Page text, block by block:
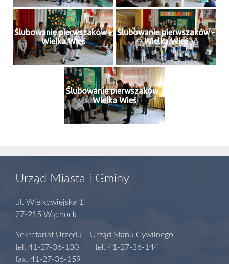
Ślubowanie pierwszaków -
Wielka Wieś
Ślubowanie pierwszaków -
Wielka Wieś
Ślubowanie pierwszaków -
Wielka Wieś
Urząd Miasta i Gminy
ul. Wielkowiejska 1
27-215 Wąchock
Sekretariat Urzędu Urząd Stanu Cywilnego
tel. 41-27-36-130 tel. 41-27-36-144
fax. 41-27-36-159